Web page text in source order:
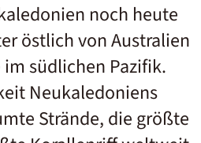
noch heute
östlich von Australien
südlichen Pazifik.
Neukaledoniens
Strände, die größte